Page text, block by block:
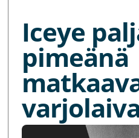
Iceye
pimeänä